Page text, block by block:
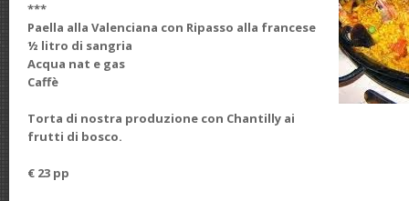
***
Paella alla Valenciana con Ripasso alla francese
½ litro di sangria
Acqua nat e gas
Caffè
Torta di nostra produzione con Chantilly ai
frutti di bosco.
€ 23 pp